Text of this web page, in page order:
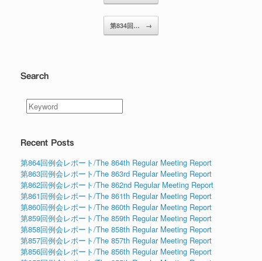
第834回… →
Search
Recent Posts
第864回例会レポート/The 864th Regular Meeting Report
第863回例会レポート/The 863rd Regular Meeting Report
第862回例会レポート/The 862nd Regular Meeting Report
第861回例会レポート/The 861th Regular Meeting Report
第860回例会レポート/The 860th Regular Meeting Report
第859回例会レポート/The 859th Regular Meeting Report
第858回例会レポート/The 858th Regular Meeting Report
第857回例会レポート/The 857th Regular Meeting Report
第856回例会レポート/The 856th Regular Meeting Report